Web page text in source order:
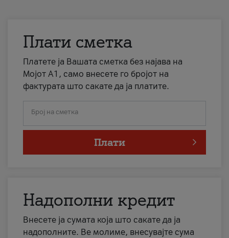
Плати сметка
Платете ја Вашата сметка без најава на
Мојот А1, само внесете го бројот на
фактурата што сакате да ја платите.
Број на сметка
Плати
Надополни кредит
Внесете ја сумата која што сакате да ја
надополните. Ве молиме, внесувајте сума